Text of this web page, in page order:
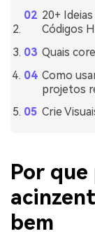
20+
Códigos
Quais
Como
projetos
Crie
Por que
bem